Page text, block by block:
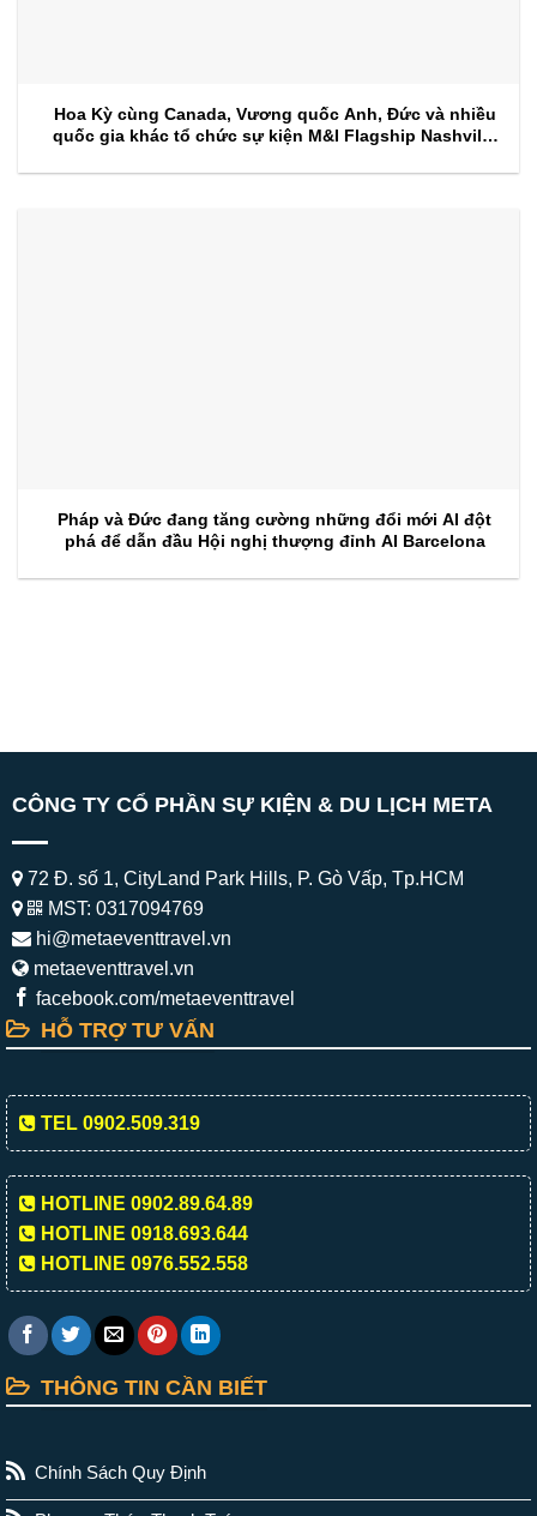
Hoa Kỳ cùng Canada, Vương quốc Anh, Đức và nhiều
quốc gia khác tổ chức sự kiện M&I Flagship Nashville
Pháp và Đức đang tăng cường những đổi mới AI đột
phá để dẫn đầu Hội nghị thượng đỉnh AI Barcelona
CÔNG TY CỔ PHẦN SỰ KIỆN & DU LỊCH META
72 Đ. số 1, CityLand Park Hills, P. Gò Vấp, Tp.HCM
MST: 0317094769
hi@metaeventtravel.vn
metaeventtravel.vn
facebook.com/metaeventtravel
HỖ TRỢ TƯ VẤN
TEL 0902.509.319
HOTLINE 0902.89.64.89
HOTLINE 0918.693.644
HOTLINE 0976.552.558
THÔNG TIN CẦN BIẾT
Chính Sách Quy Định